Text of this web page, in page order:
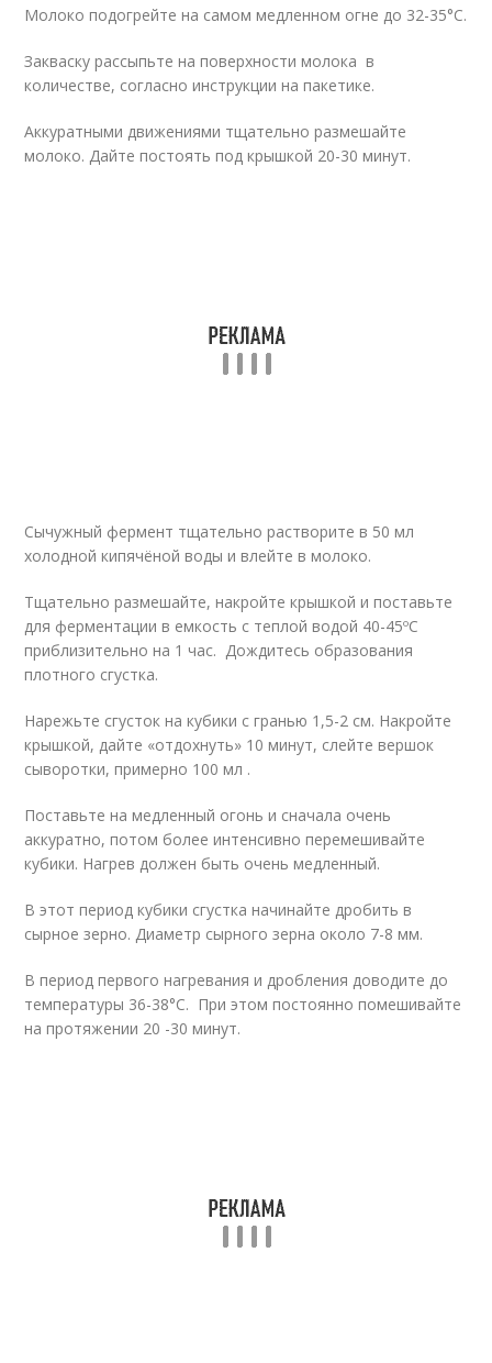
Молоко подогрейте на самом медленном огне до 32-35°С.
Закваску рассыпьте на поверхности молока в
количестве, согласно инструкции на пакетике.
Аккуратными движениями тщательно размешайте
молоко. Дайте постоять под крышкой 20-30 минут.
Сычужный фермент тщательно растворите в 50 мл
холодной кипячёной воды и влейте в молоко.
Тщательно размешайте, накройте крышкой и поставьте
для ферментации в емкость с теплой водой 40-45ºС
приблизительно на 1 час. Дождитесь образования
плотного сгустка.
Нарежьте сгусток на кубики с гранью 1,5-2 см. Накройте
крышкой, дайте «отдохнуть» 10 минут, слейте вершок
сыворотки, примерно 100 мл .
Поставьте на медленный огонь и сначала очень
аккуратно, потом более интенсивно перемешивайте
кубики. Нагрев должен быть очень медленный.
В этот период кубики сгустка начинайте дробить в
сырное зерно. Диаметр сырного зерна около 7-8 мм.
В период первого нагревания и дробления доводите до
температуры 36-38°С. При этом постоянно помешивайте
на протяжении 20 -30 минут.